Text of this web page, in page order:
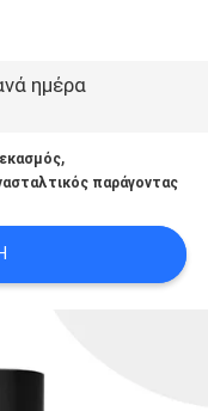
ημέρα
,
παράγοντας